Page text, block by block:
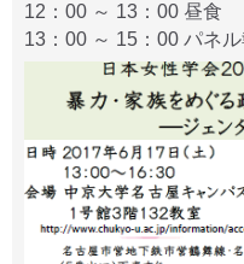
12：00 ～ 13：00 昼食
13：00 ～ 15：00 パネ